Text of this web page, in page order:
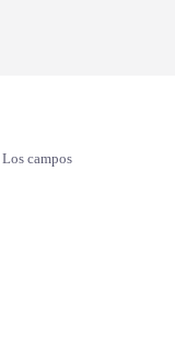
Los campos